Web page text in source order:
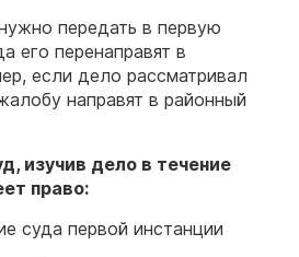
передать в первую
его перенаправят в
если дело рассматривал
направят в районный
изучив дело в течение
право:
суда первой инстанции